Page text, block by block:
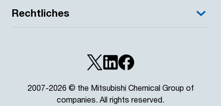
Rechtliches
2007-2026 © the Mitsubishi Chemical Group of
companies. All rights reserved.